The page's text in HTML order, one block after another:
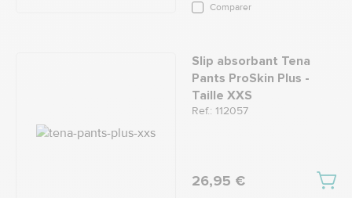
Comparer
Slip absorbant Tena
Pants ProSkin Plus -
Taille XXS
Ref.: 112057
26,95 €